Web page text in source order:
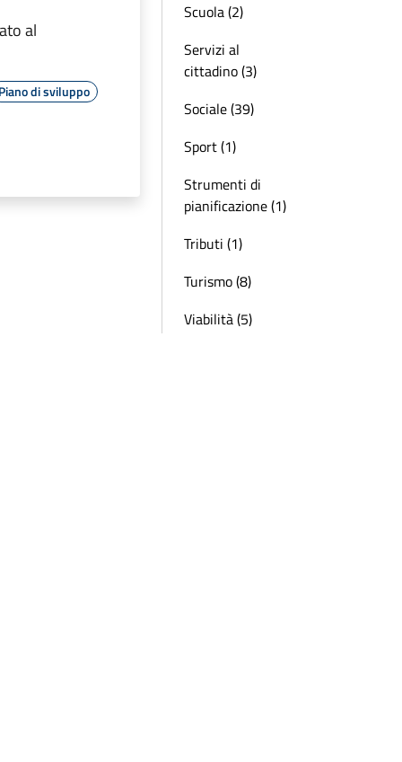
al
di sviluppo
Scuola (2)
Servizi al
cittadino (3)
Sociale (39)
Sport (1)
Strumenti di
pianificazione (1)
Tributi (1)
Turismo (8)
Viabilità (5)